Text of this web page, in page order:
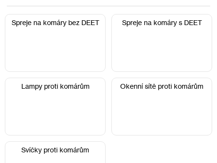
Spreje na komáry bez DEET Spreje na komáry s DEET
Lampy proti komárům Okenní sítě proti komárům
Svíčky proti komárům